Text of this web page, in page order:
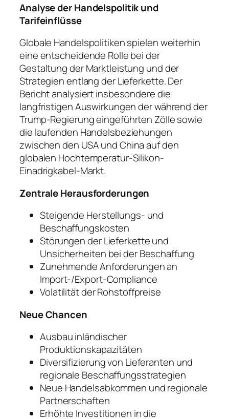
Analyse der Handelspolitik und
Tarifeinflüsse
Globale Handelspolitiken spielen weiterhin
eine entscheidende Rolle bei der
Gestaltung der Marktleistung und der
Strategien entlang der Lieferkette. Der
Bericht analysiert insbesondere die
langfristigen Auswirkungen der während der
Trump-Regierung eingeführten Zölle sowie
die laufenden Handelsbeziehungen
zwischen den USA und China auf den
globalen Hochtemperatur-Silikon-
Einadrigkabel-Markt.
Zentrale Herausforderungen
Steigende Herstellungs- und
Beschaffungskosten
Störungen der Lieferkette und
Unsicherheiten bei der Beschaffung
Zunehmende Anforderungen an
Import-/Export-Compliance
Volatilität der Rohstoffpreise
Neue Chancen
Ausbau inländischer
Produktionskapazitäten
Diversifizierung von Lieferanten und
regionale Beschaffungsstrategien
Neue Handelsabkommen und regionale
Partnerschaften
Erhöhte Investitionen in die